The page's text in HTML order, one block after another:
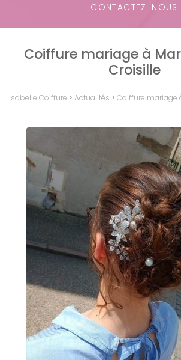
CONTACTEZ-NOUS
Coiffure mariage à
Croisille
Isabelle Coiffure > Actualités > Coiffure mariage